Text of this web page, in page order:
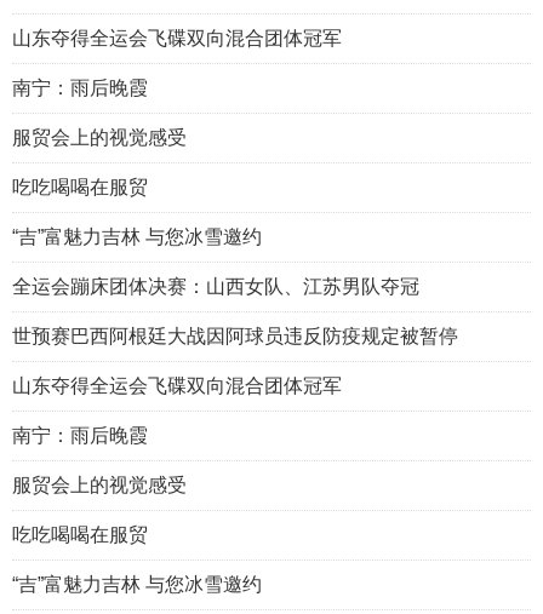
山东夺得全运会飞碟双向混合团体冠军
南宁：雨后晚霞
服贸会上的视觉感受
吃吃喝喝在服贸
“吉”富魅力吉林 与您冰雪邀约
全运会蹦床团体决赛：山西女队、江苏男队夺冠
世预赛巴西阿根廷大战因阿球员违反防疫规定被暂停
山东夺得全运会飞碟双向混合团体冠军
南宁：雨后晚霞
服贸会上的视觉感受
吃吃喝喝在服贸
“吉”富魅力吉林 与您冰雪邀约